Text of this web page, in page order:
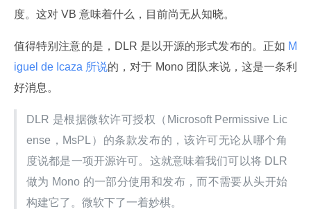
度。这对 VB 意味着什么，目前尚无从知晓。
值得特别注意的是，DLR 是以开源的形式发布的。正如 M
iguel de Icaza 所说的，对于 Mono 团队来说，这是一条利
好消息。
DLR 是根据微软许可授权（Microsoft Permissive Lic
ense，MsPL）的条款发布的，该许可无论从哪个角
度说都是一项开源许可。这就意味着我们可以将 DLR
做为 Mono 的一部分使用和发布，而不需要从头开始
构建它了。微软下了一着妙棋。